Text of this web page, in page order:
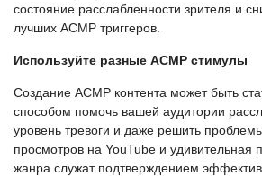
состояние расслабленности зрителя и
лучших АСМР триггеров.
Используйте разные АСМР стимулы
Создание АСМР контента может быть
способом помочь вашей аудитории
уровень тревоги и даже решить
просмотров на YouTube и удивительная
жанра служат подтверждением